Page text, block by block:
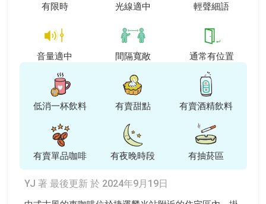
有限時 光線適中 輕聲細語
音量適中 間隔寬敞 通常有位置
低消一杯飲料 有賣甜點 有賣酒精飲料
有賣單品咖啡 有夜晚時段 有抽菸區
YJ 著 最後更新 於 2024年9月19日